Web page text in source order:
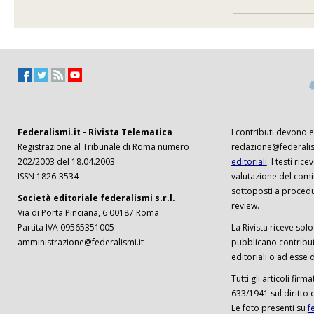
Federalismi.it - Rivista Telematica
Registrazione al Tribunale di Roma numero
202/2003 del 18.04.2003
ISSN 1826-3534
Società editoriale federalismi s.r.l.
Via di Porta Pinciana, 6 00187 Roma
Partita IVA 09565351005
amministrazione@federalismi.it
I contributi devono
editoriali. I testi
valutazione del
sottoposti a
review.
La Rivista riceve
pubblicano
editoriali o ad esse
Tutti gli articoli
633/1941 sul diritto
Le foto presenti su